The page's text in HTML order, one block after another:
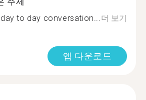
to day conversation...더 보기
앱 다운로드